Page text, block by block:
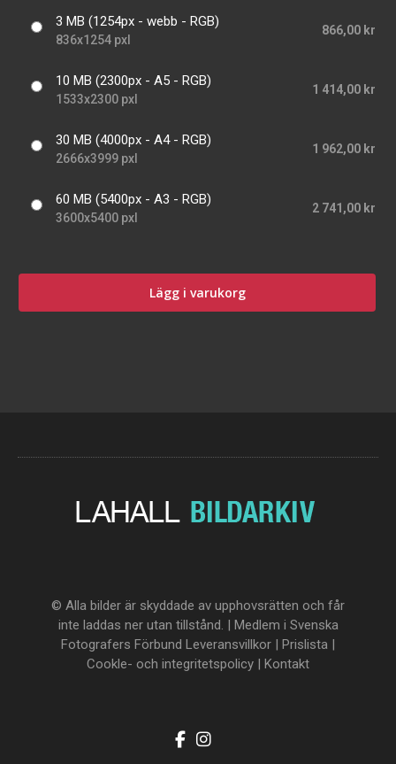
3 MB (1254px - webb - RGB)
836x1254 pxl
866,00 kr
10 MB (2300px - A5 - RGB)
1533x2300 pxl
1 414,00 kr
30 MB (4000px - A4 - RGB)
2666x3999 pxl
1 962,00 kr
60 MB (5400px - A3 - RGB)
3600x5400 pxl
2 741,00 kr
Lägg i varukorg
© Alla bilder är skyddade av upphovsrätten och får
inte laddas ner utan tillstånd. | Medlem i Svenska
Fotografers Förbund Leveransvillkor | Prislista |
Cookle- och integritetspolicy | Kontakt